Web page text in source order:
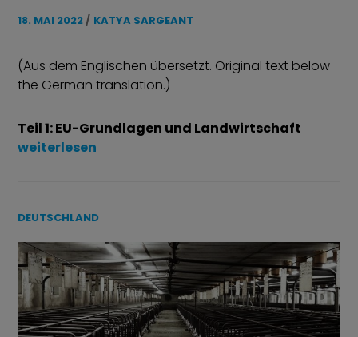
18. MAI 2022 KATYA SARGEANT
(Aus dem Englischen übersetzt. Original text below
the German translation.)
Teil 1: EU-Grundlagen und Landwirtschaft
„Beyond Brexit – Tierschutz im Vereinigten
weiterlesen
DEUTSCHLAND